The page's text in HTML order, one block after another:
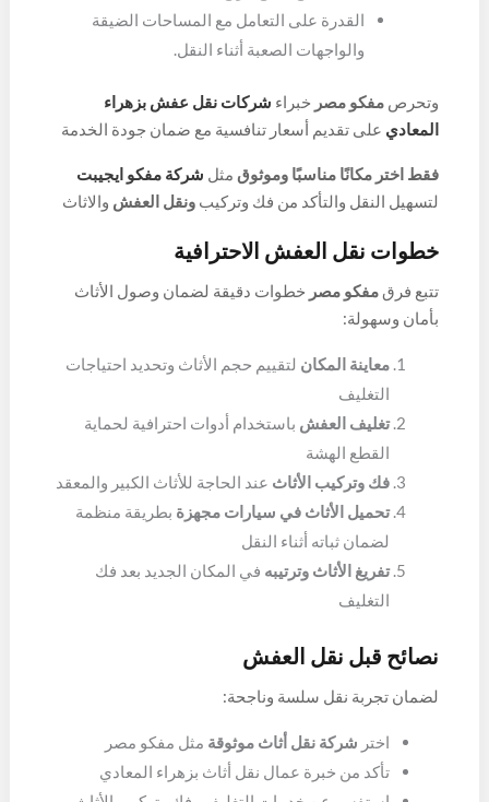
القدرة على التعامل مع المساحات الضيقة
والواجهات الصعبة أثناء النقل.
وتحرصمفكو مصر خبراء شركات نقل عفش بزهراء
المعادي على تقديم أسعار تنافسية مع ضمان جودة الخدمة
فقط اختر مكانًا مناسبًا وموثوق مثل شركة مفكو ايجيبت
لتسهيل النقل والتأكد من فك وتركيبونقل العفش والاثاث
المعادي.
خطوات نقل العفش الاحترافية
تتبع فرقمفكو مصر خطوات دقيقة لضمان وصول الأثاث
بأمان وسهولة:
معاينة المكان لتقييم حجم الأثاث وتحديد احتياجات
التغليف
تغليف العفش باستخدام أدوات احترافية لحماية
القطع الهشة
فك وتركيب الأثاث عند الحاجة للأثاث الكبير والمعقد
تحميل الأثاث في سيارات مجهزة بطريقة منظمة
لضمان ثباته أثناء النقل
تفريغ الأثاث وترتيبه في المكان الجديد بعد فك
التغليف
نصائح قبل نقل العفش
لضمان تجربة نقل سلسة وناجحة:
اختر شركة نقل أثاث موثوقة مثل مفكو مصر
تأكد من خبرة عمال نقل أثاث بزهراء المعادي